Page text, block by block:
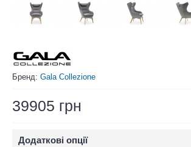
Бренд: Gala Collezione
39905 грн
Додаткові опції